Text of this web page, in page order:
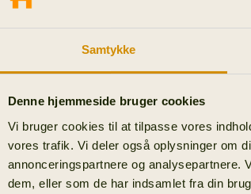
Samtykke
Denne hjemmeside bruger cookies
Vi bruger cookies til at tilpasse vores
vores trafik. Vi deler også oplysninger om
annonceringspartnere og analysepartnere.
dem, eller som de har indsamlet fra din